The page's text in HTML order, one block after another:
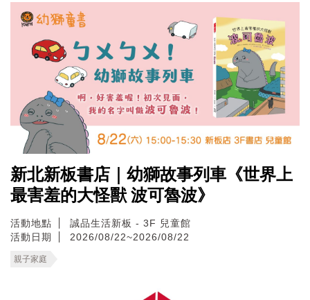
新北新板書店｜幼獅故事列車《世界上
最害羞的大怪獸 波可魯波》
活動地點
誠品生活新板 - 3F 兒童館
活動日期
2026/08/22~2026/08/22
親子家庭